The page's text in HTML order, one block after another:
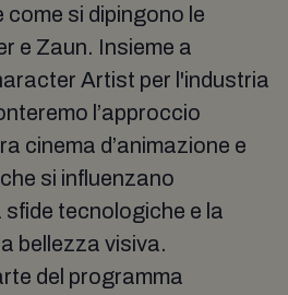
come si dipingono le
e Zaun. Insieme a
Artist per l'industria
l’approccio
cinema d’animazione e
si influenzano
tecnologiche e la
bellezza visiva.
del programma